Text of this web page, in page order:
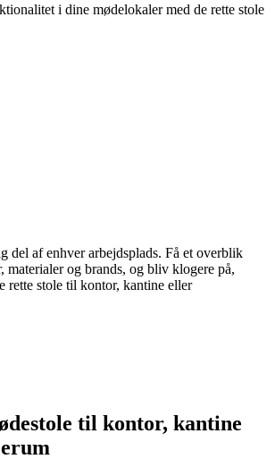
i dine mødelokaler med de rette stole
del af enhver arbejdsplads. Få et overblik
materialer og brands, og bliv klogere på,
rette stole til kontor, kantine eller
til kontor, kantine